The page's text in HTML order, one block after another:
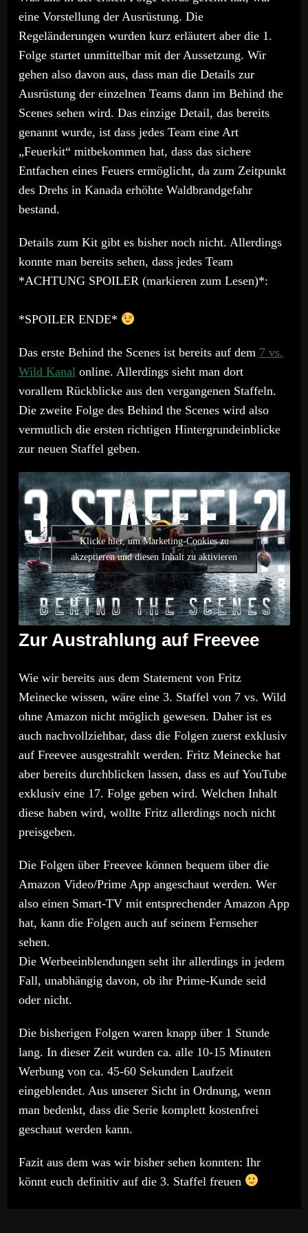
eine Vorstellung der Ausrüstung. Die
Regeländerungen wurden kurz erläutert aber die 1.
Folge startet unmittelbar mit der Aussetzung. Wir
gehen also davon aus, dass man die Details zur
Ausrüstung der einzelnen Teams dann im Behind the
Scenes sehen wird. Das einzige Detail, das bereits
genannt wurde, ist dass jedes Team eine Art
„Feuerkit“ mitbekommen hat, dass das sichere
Entfachen eines Feuers ermöglicht, da zum Zeitpunkt
des Drehs in Kanada erhöhte Waldbrandgefahr
bestand.
Details zum Kit gibt es bisher noch nicht. Allerdings
konnte man bereits sehen, dass jedes Team
*ACHTUNG SPOILER (markieren zum Lesen)*:
*SPOILER ENDE*
Das erste Behind the Scenes ist bereits auf dem 7 vs.
Wild Kanalonline. Allerdings sieht man dort
vorallem Rückblicke aus den vergangenen Staffeln.
Die zweite Folge des Behind the Scenes wird also
vermutlich die ersten richtigen Hintergrundeinblicke
zur neuen Staffel geben.
Klicke hier, um Marketing-Cookies zu
akzeptieren und diesen Inhalt zu aktivieren
Zur Austrahlung auf Freevee
Wie wir bereits aus dem Statement von Fritz
Meinecke wissen, wäre eine 3. Staffel von 7 vs. Wild
ohne Amazon nicht möglich gewesen. Daher ist es
auch nachvollziehbar, dass die Folgen zuerst exklusiv
auf Freevee ausgestrahlt werden. Fritz Meinecke hat
aber bereits durchblicken lassen, dass es auf YouTube
exklusiv eine 17. Folge geben wird. Welchen Inhalt
diese haben wird, wollte Fritz allerdings noch nicht
preisgeben.
Die Folgen über Freevee können bequem über die
Amazon Video/Prime App angeschaut werden. Wer
also einen Smart-TV mit entsprechender Amazon App
hat, kann die Folgen auch auf seinem Fernseher
sehen.
Die Werbeeinblendungen seht ihr allerdings in jedem
Fall, unabhängig davon, ob ihr Prime-Kunde seid
oder nicht.
Die bisherigen Folgen waren knapp über 1 Stunde
lang. In dieser Zeit wurden ca. alle 10-15 Minuten
Werbung von ca. 45-60 Sekunden Laufzeit
eingeblendet. Aus unserer Sicht in Ordnung, wenn
man bedenkt, dass die Serie komplett kostenfrei
geschaut werden kann.
Fazit aus dem was wir bisher sehen konnten: Ihr
könnt euch definitiv auf die 3. Staffel freuen